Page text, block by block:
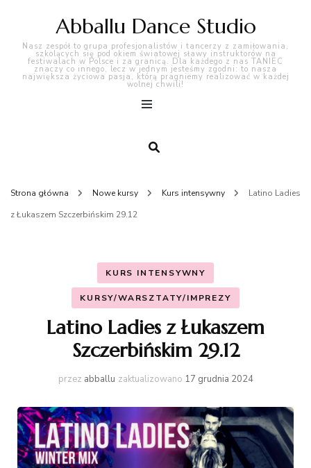
Abballu Dance Studio
Nasz zespół to grupa profesjonalistów i tancerzy z zamiłowania,
szkolących się pod okiem światowej sławy instruktorów na
festiwalach w Polsce i za granicą. Dla każdego z nas TANIEC
znaczy co innego, lecz w jednym jesteśmy zgodni: to nasza
największa życiowa pasja, którą pragniemy realizować w każdej
wolnej chwili!
Strona główna Nowe kursy Kurs intensywny
Latino Ladies
z Łukaszem Szczerbińskim 29.12
KURS INTENSYWNY
KURSY/WARSZTATY/IMPREZY
Latino Ladies z Łukaszem
Szczerbińskim 29.12
przez abballu zaktualizowano 17 grudnia 2024